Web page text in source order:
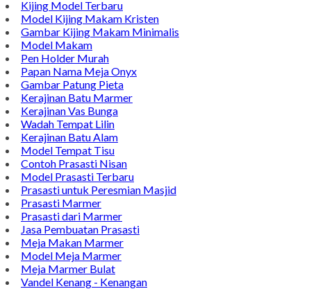
Kijing Model Terbaru
Model Kijing Makam Kristen
Gambar Kijing Makam Minimalis
Model Makam
Pen Holder Murah
Papan Nama Meja Onyx
Gambar Patung Pieta
Kerajinan Batu Marmer
Kerajinan Vas Bunga
Wadah Tempat Lilin
Kerajinan Batu Alam
Model Tempat Tisu
Contoh Prasasti Nisan
Model Prasasti Terbaru
Prasasti untuk Peresmian Masjid
Prasasti Marmer
Prasasti dari Marmer
Jasa Pembuatan Prasasti
Meja Makan Marmer
Model Meja Marmer
Meja Marmer Bulat
Vandel Kenang - Kenangan